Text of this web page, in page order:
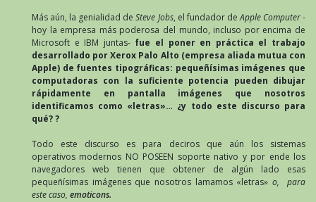
Más aún, la genialidad deSteve Jobs, el fundador deApple Computer-
hoy la empresa más poderosa del mundo, incluso por encima de
Microsoft e IBM juntas- fue el poner en práctica el trabajo
desarrollado por Xerox Palo Alto (empresa aliada mutua con
Apple) de fuentes tipográficas: pequeñísimas imágenes que
computadoras con la suficiente potencia pueden dibujar
rápidamente en pantalla imágenes que nosotros
identificamos como «letras»… ¿y todo este discurso para
qué? ?
Todo este discurso es para deciros que aún los sistemas
operativos modernos NO POSEEN soporte nativo y por ende los
navegadores web tienen que obtener de algún lado esas
pequeñísimas imágenes que nosotros lamamos «letras» o, para
este caso, emoticons.